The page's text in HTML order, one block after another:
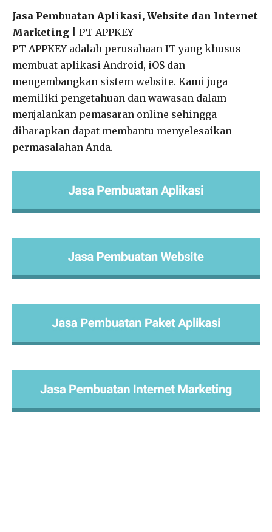
Jasa Pembuatan Aplikasi, Website dan Internet
Marketing | PT APPKEY
PT APPKEY adalah perusahaan IT yang khusus
membuat aplikasi Android, iOS dan
mengembangkan sistem website. Kami juga
memiliki pengetahuan dan wawasan dalam
menjalankan pemasaran online sehingga
diharapkan dapat membantu menyelesaikan
permasalahan Anda.